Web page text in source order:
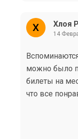
Хлоя
14
можно было
билеты на
что все